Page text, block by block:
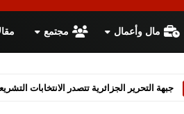
مال وأعمال مجتمع
ستارمر يعلن استقالته من رئاسة الحكومة